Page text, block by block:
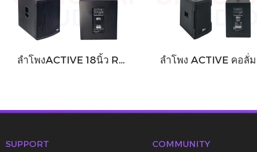
ลำโพงACTIVE 18นิ้ว ROPLUS รุ่น SUB18x (SUB ARRAY 4000watt)
SUPPORT COMMUNITY